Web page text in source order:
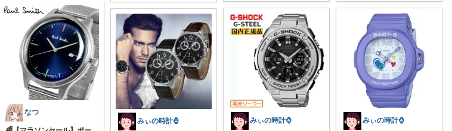
なつ
みぃの時計⌚ みぃの時計⌚ みぃの時計⌚